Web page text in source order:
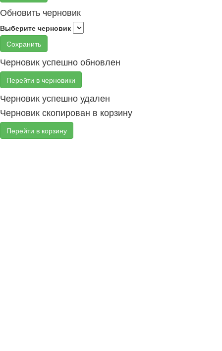
Обновить черновик
Выберите черновик
Сохранить
Черновик успешно обновлен
Перейти в черновики
Черновик успешно удален
Черновик скопирован в корзину
Перейти в корзину